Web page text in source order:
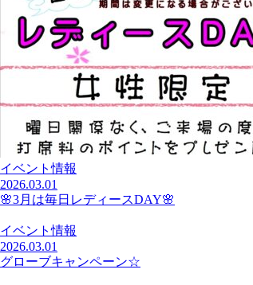
イベント情報
2026.03.01
🌸3月は毎日レディースDAY🌸
イベント情報
2026.03.01
グローブキャンペーン☆